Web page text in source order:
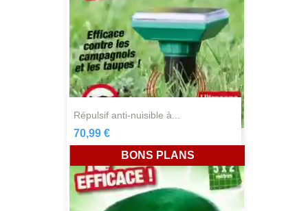
répulsif anti-nuisible à...
70,99 €
BONS PLANS